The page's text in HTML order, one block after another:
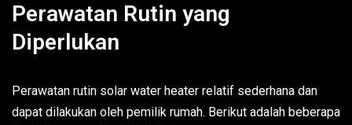
Perawatan Rutin yang
Diperlukan
Perawatan rutin solar water heater relatif sederhana dan
dapat dilakukan oleh pemilik rumah. Berikut adalah beberapa